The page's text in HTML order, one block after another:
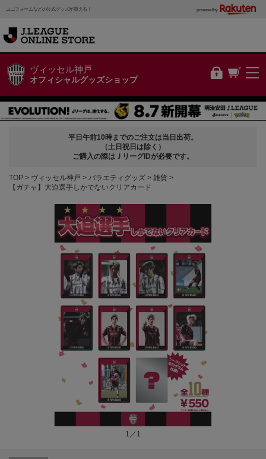
ユニフォームなどの公式グッズが買える！ powered by
ヴィッセル神戸
オフィシャルグッズショップ
平日午前10時までのご注文は当日出荷。
（土日祝日は除く）
ご購入の際はＪリーグIDが必要です。
TOP ヴィッセル神戸 バラエティグッズ
雑貨
【ガチャ】大迫選手しかでないクリアカード
1／1